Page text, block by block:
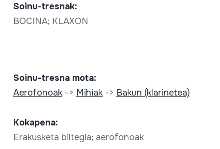
Soinu-tresnak:
BOCINA; KLAXON
Soinu-tresna mota:
Aerofonoak-> Mihiak-> Bakun (klarinetea)
Kokapena:
Erakusketa biltegia; aerofonoak